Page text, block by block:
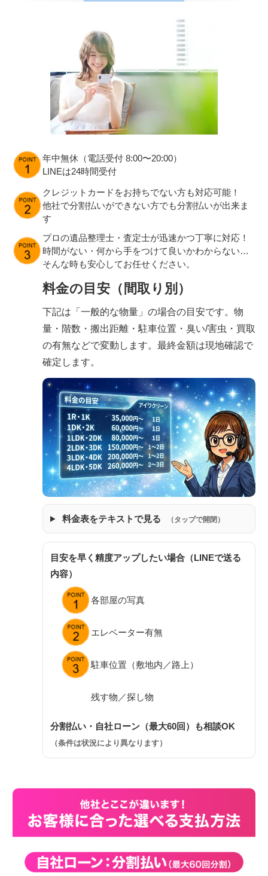
年中無休（電話受付 8:00〜20:00）
LINEは24時間受付
クレジットカードをお持ちでない方も対応可能！
他社で分割払いができない方でも分割払いが出来ま
す
プロの遺品整理士・査定士が迅速かつ丁寧に対応！
時間がない・何から手をつけて良いかわからない…
そんな時も安心してお任せください。
料金の目安（間取り別）
下記は「一般的な物量」の場合の目安です。物
量・階数・搬出距離・駐車位置・臭い/害虫・買取
の有無などで変動します。最終金額は現地確認で
確定します。
料金表をテキストで見る （タップで開閉）
目安を早く精度アップしたい場合（LINEで送る
内容）
各部屋の写真
エレベーター有無
駐車位置（敷地内／路上）
残す物／探し物
分割払い・自社ローン（最大60回）も相談OK
（条件は状況により異なります）